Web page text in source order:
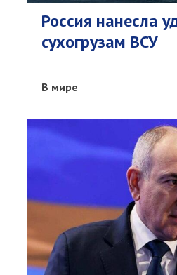
Россия нанесла
сухогрузам ВСУ
В мире